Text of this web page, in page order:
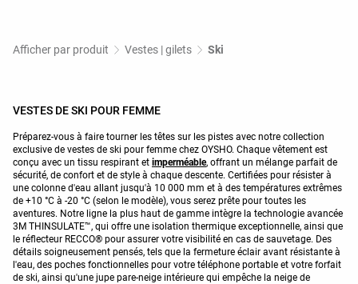
Afficher par produit Vestes | gilets Ski
VESTES DE SKI POUR FEMME
Préparez-vous à faire tourner les têtes sur les pistes avec notre collection
exclusive de vestes de ski pour femme chez OYSHO. Chaque vêtement est
conçu avec un tissu respirant et imperméable, offrant un mélange parfait de
sécurité, de confort et de style à chaque descente. Certifiées pour résister à
une colonne d'eau allant jusqu'à 10 000 mm et à des températures extrêmes
de +10 °C à -20 °C (selon le modèle), vous serez prête pour toutes les
aventures. Notre ligne la plus haut de gamme intègre la technologie avancée
3M THINSULATE™, qui offre une isolation thermique exceptionnelle, ainsi que
le réflecteur RECCO® pour assurer votre visibilité en cas de sauvetage. Des
détails soigneusement pensés, tels que la fermeture éclair avant résistante à
l'eau, des poches fonctionnelles pour votre téléphone portable et votre forfait
de ski, ainsi qu'une jupe pare-neige intérieure qui empêche la neige de